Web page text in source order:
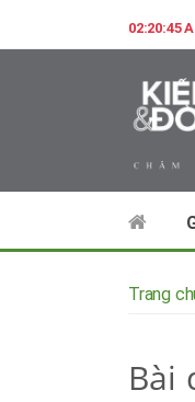
02:20:46
Trang
Bài